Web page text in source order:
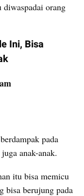
diwaspadai orang
Ini, Bisa
pada
anak-anak.
itu bisa memicu
bisa berujung pada